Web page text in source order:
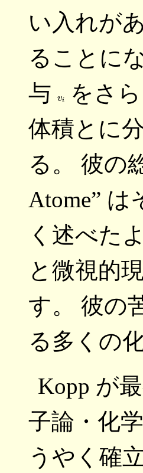
い入れが
ることに
与
i
をさ
体積とに
る。 彼の
Atome”
く述べた
と微視的
す。 彼の
る多くの
Kopp が
子論・化
うやく確